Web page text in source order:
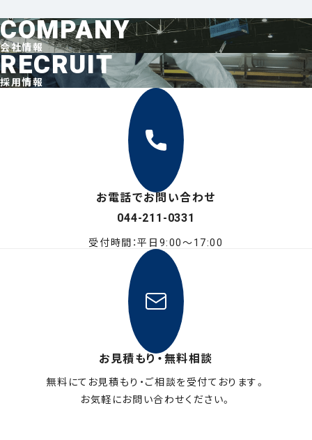
会社情報
COMPANY
採用情報
RECRUIT
お電話でお問い合わせ
044-211-0331
受付時間：平日9:00〜17:00
お見積もり・無料相談
無料にてお見積もり・ご相談を受付ております。
お気軽にお問い合わせください。